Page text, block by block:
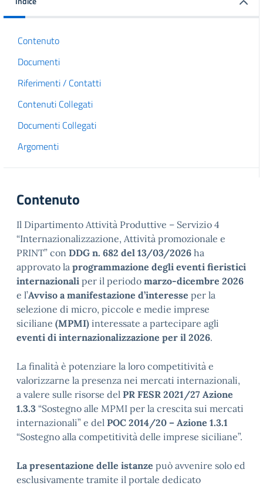
Contenuto
Documenti
Riferimenti / Contatti
Contenuti Collegati
Documenti Collegati
Argomenti
Contenuto
Il Dipartimento Attività Produttive – Servizio 4
“Internazionalizzazione, Attività promozionale e
PRINT” con DDG n. 682 del 13/03/2026 ha
approvato la programmazione degli eventi fieristici
internazionali per il periodo marzo-dicembre 2026
e l’Avviso a manifestazione d’interesse per la
selezione di micro, piccole e medie imprese
siciliane (MPMI) interessate a partecipare agli
eventi di internazionalizzazione per il 2026.
La finalità è potenziare la loro competitività e
valorizzarne la presenza nei mercati internazionali,
a valere sulle risorse del PR FESR 2021/27 Azione
1.3.3 “Sostegno alle MPMI per la crescita sui mercati
internazionali” e del POC 2014/20 – Azione 1.3.1
“Sostegno alla competitività delle imprese siciliane”.
La presentazione delle istanze può avvenire solo ed
esclusivamente tramite il portale dedicato